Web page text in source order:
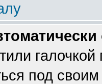
галочкой
под